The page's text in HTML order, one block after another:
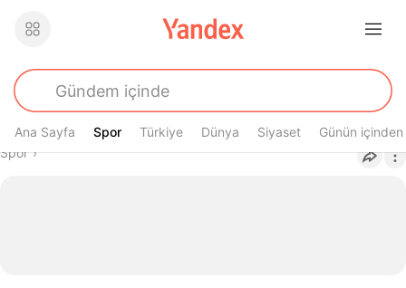
Ana Sayfa Spor
Spor Türkiye Dünya Siyaset Günün içinden
Buradasın
Spor›